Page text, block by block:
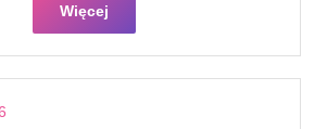
Więcej